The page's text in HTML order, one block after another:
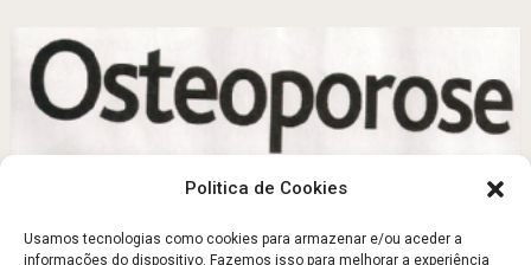
Politica de Cookies
Usamos tecnologias como cookies para armazenar e/ou aceder a
informações do dispositivo. Fazemos isso para melhorar a experiência